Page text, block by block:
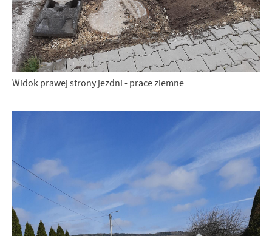
Widok prawej strony jezdni - prace ziemne